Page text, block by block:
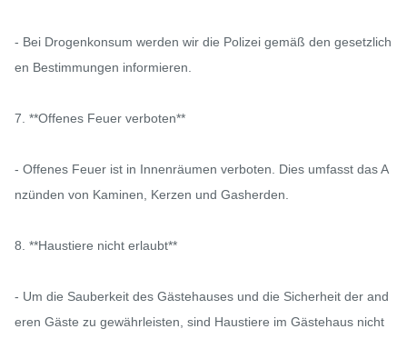
- Bei Drogenkonsum werden wir die Polizei gemäß den gesetzlich
en Bestimmungen informieren.
7. **Offenes Feuer verboten**
- Offenes Feuer ist in Innenräumen verboten. Dies umfasst das A
nzünden von Kaminen, Kerzen und Gasherden.
8. **Haustiere nicht erlaubt**
- Um die Sauberkeit des Gästehauses und die Sicherheit der and
eren Gäste zu gewährleisten, sind Haustiere im Gästehaus nicht